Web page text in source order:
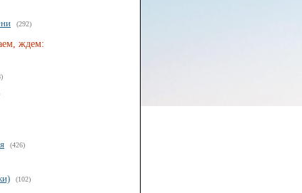
(292)
ждем:
(426)
(102)